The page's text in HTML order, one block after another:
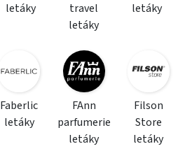
letáky
travel
letáky
letáky
Faberlic
letáky
FAnn
parfumerie
letáky
Filson
Store
letáky